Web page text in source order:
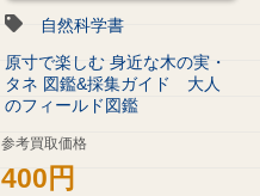
自然科学書
原寸で楽しむ 身近な木の実・
タネ 図鑑&採集ガイド 大人
のフィールド図鑑
参考買取価格
400円